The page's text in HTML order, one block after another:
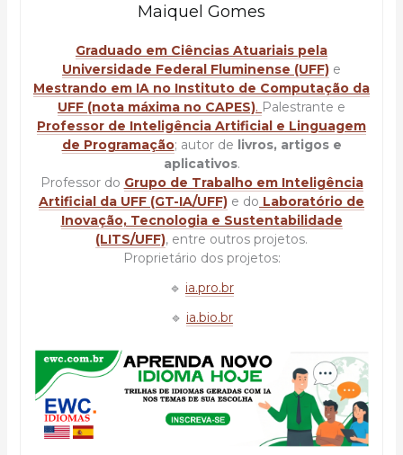
Maiquel Gomes
Graduado em Ciências Atuariais pela
Universidade Federal Fluminense (UFF) e
Mestrando em IA no Instituto de Computação da
UFF (nota máxima no CAPES). Palestrante e
Professor de Inteligência Artificial e Linguagem
de Programação; autor de livros, artigos e
aplicativos.
Professor do Grupo de Trabalho em Inteligência
Artificial da UFF (GT-IA/UFF) e do Laboratório de
Inovação, Tecnologia e Sustentabilidade
(LITS/UFF), entre outros projetos.
Proprietário dos projetos:
🔹 ia.pro.br
🔹 ia.bio.br